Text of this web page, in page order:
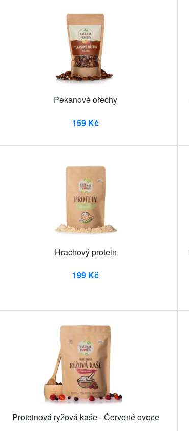
Pekanové ořechy
159 Kč
Hrachový protein
199 Kč
Proteinová ryžová kaše - Červené ovoce